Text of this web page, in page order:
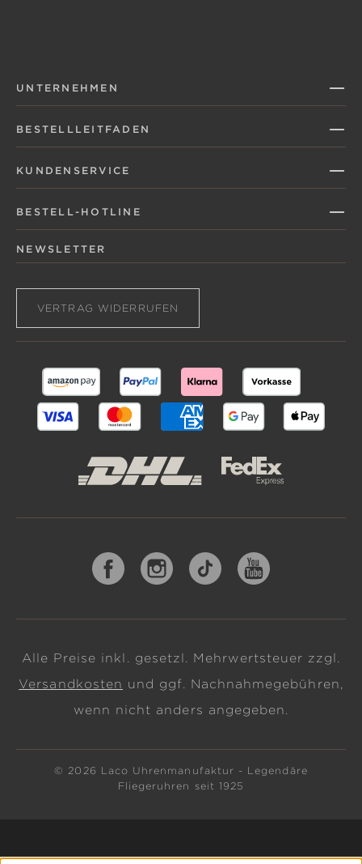
UNTERNEHMEN
BESTELLLEITFADEN
KUNDENSERVICE
BESTELL-HOTLINE
NEWSLETTER
VERTRAG WIDERRUFEN
Alle Preise inkl. gesetzl. Mehrwertsteuer zzgl.
Versandkosten und ggf. Nachnahmegebühren,
wenn nicht anders angegeben.
© 2026 Laco Uhrenmanufaktur - Legendäre
Fliegeruhren seit 1925